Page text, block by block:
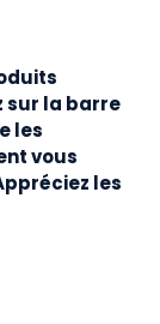
sur la barre
les
vous
les